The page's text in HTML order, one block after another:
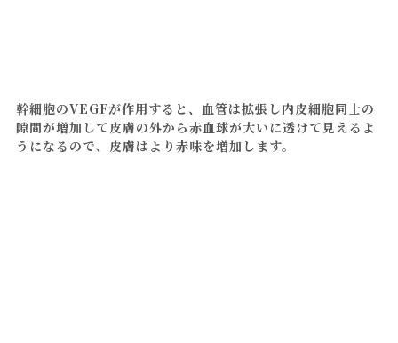
幹細胞のVEGFが作用すると、血管は拡張し内皮細胞同士の
隙間が増加して皮膚の外から赤血球が大いに透けて見えるよ
うになるので、皮膚はより赤味を増加します。